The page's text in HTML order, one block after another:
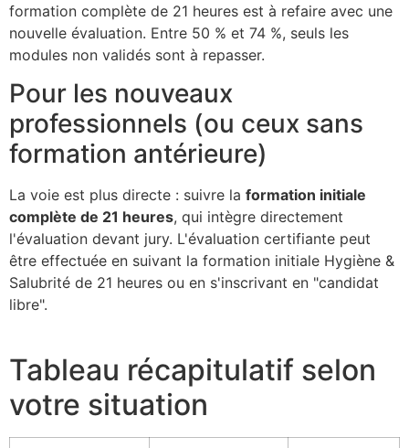
formation complète de 21 heures est à refaire avec une
nouvelle évaluation. Entre 50 % et 74 %, seuls les
modules non validés sont à repasser.
Pour les nouveaux
professionnels (ou ceux sans
formation antérieure)
La voie est plus directe : suivre la formation initiale
complète de 21 heures, qui intègre directement
l'évaluation devant jury. L'évaluation certifiante peut
être effectuée en suivant la formation initiale Hygiène &
Salubrité de 21 heures ou en s'inscrivant en "candidat
libre".
Tableau récapitulatif selon
votre situation